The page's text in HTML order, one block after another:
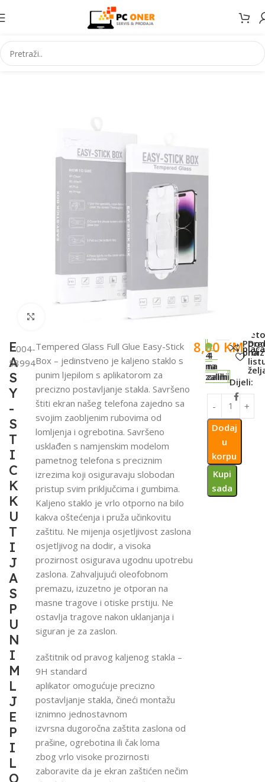
Početna Elektronika Mobiteli Maske za mobitele i dodaci
E
A
S
Y
-
S
T
I
C
K
K
U
T
I
J
A
S
P
U
N
I
M
L
J
E
P
I
L
O
004-
53994
Tempered Glass Full Glue Easy-Stick
Box – jedinstveno je kaljeno staklo s
punim ljepilom s aplikatorom za
precizno postavljanje stakla. Savršeno
štiti ekran našeg telefona zajedno sa
svojim zaobljenim rubovima od
lomljenja i ogrebotina. Savršeno
usklađen s namjenskim modelom
pametnog telefona s preciznim
izrezima koji osiguravaju slobodan
pristup svim priključcima i gumbima.
Kaljeno staklo je vrlo otporno na bilo
kakva oštećenja i pruža učinkovitu
zaštitu. Ne mijenja osjetljivost zaslona
osjetljivog na dodir, a visoka
prozirnost osigurava ugodnu upotrebu
zaslona. Zahvaljujući oleofobnom
premazu, izuzetno je otporan na
masne tragove i otiske prstiju. Ne
ostavlja tragove nakon uklanjanja i
siguran je za zaslon.
zaštitnik od pravog kaljenog stakla –
9H standard
aplikator omogućuje precizno
postavljanje stakla, čineći montažu
iznimno jednostavnom
izvrsna dugoročna zaštita zaslona od
prašine, ogrebotina ili čak loma
zbog vrlo visoke prozirnosti
zaboravite da je ekran zaštićen nečim
8,00 KM
4
na
zalihi
4
na
zalihi
Dodaj
u
korpu
Kupi
sada
na
Dijeli: